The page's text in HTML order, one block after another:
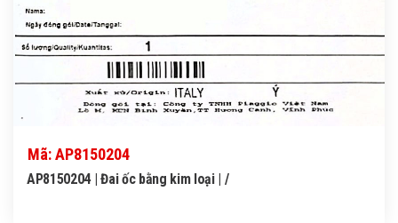
Mã: AP8150204
AP8150204 | Đai ốc bằng kim loại | /